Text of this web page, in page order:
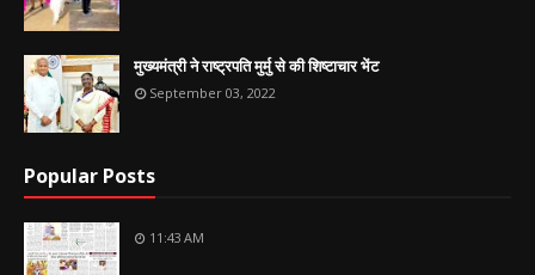
मुख्यमंत्री ने राष्ट्रपति मुर्मु से की शिष्टाचार भेंट
September 03, 2022
Popular Posts
11:43 AM